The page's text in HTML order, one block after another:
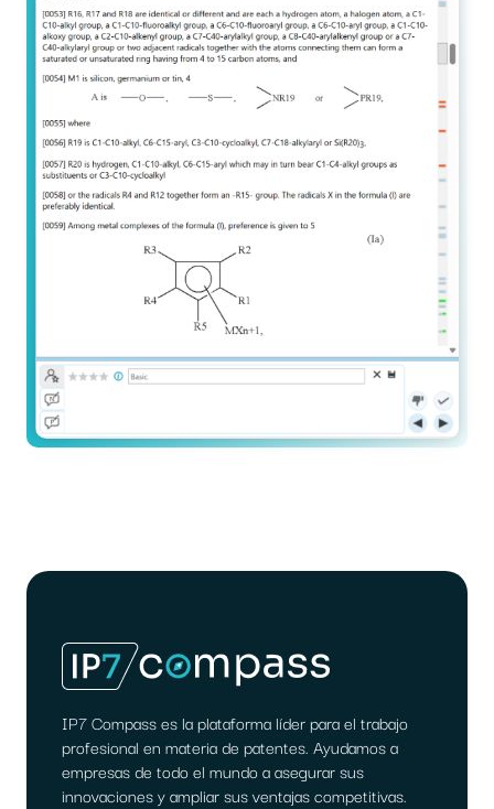
IP7 Compass es la plataforma líder para el trabajo
profesional en materia de patentes. Ayudamos a
empresas de todo el mundo a asegurar sus
innovaciones y ampliar sus ventajas competitivas.